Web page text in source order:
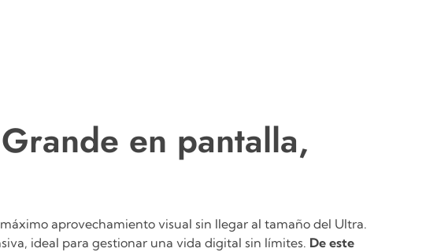
en pantalla,
aprovechamiento visual sin llegar al tamaño del Ultra.
ideal para gestionar una vida digital sin límites. De este